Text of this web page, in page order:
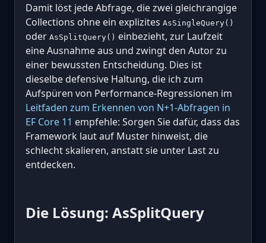
Damit löst jede Abfrage, die zwei gleichrangige
Collections ohne ein explizites AsSingleQuery()
oder AsSplitQuery() einbezieht, zur Laufzeit
eine Ausnahme aus und zwingt den Autor zu
einer bewussten Entscheidung. Dies ist
dieselbe defensive Haltung, die ich zum
Aufspüren von Performance-Regressionen im
Leitfaden zum Erkennen von N+1-Abfragen in
EF Core 11 empfehle: Sorgen Sie dafür, dass das
Framework laut auf Muster hinweist, die
schlecht skalieren, anstatt sie unter Last zu
entdecken.
Die Lösung: AsSplitQuery